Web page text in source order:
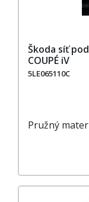
Škoda síť
COUPÉ iV
5LE065110C
Pružný